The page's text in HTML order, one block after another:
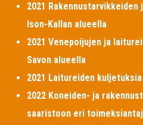
2021
Ison-Kallan alueella
2021 Venepoijujen ja
Savon alueella
2021 Laitureiden
2022 Koneiden- ja
saaristoon eri